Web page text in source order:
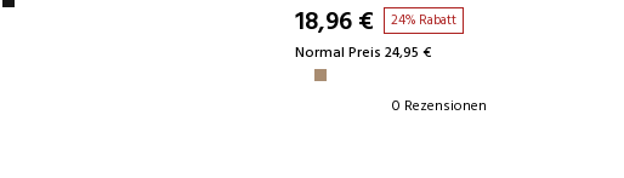
18,96 € 24% Rabatt
Normal Preis 24,95 €
0 Rezensionen